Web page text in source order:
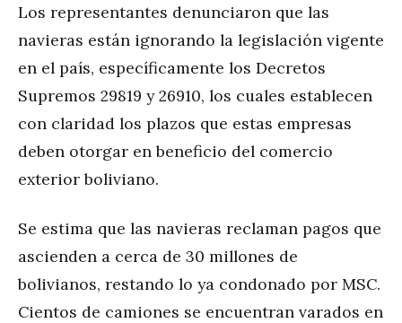
Los representantes denunciaron que las
navieras están ignorando la legislación vigente
en el país, específicamente los Decretos
Supremos 29819 y 26910, los cuales establecen
con claridad los plazos que estas empresas
deben otorgar en beneficio del comercio
exterior boliviano.
Se estima que las navieras reclaman pagos que
ascienden a cerca de 30 millones de
bolivianos, restando lo ya condonado por MSC.
Cientos de camiones se encuentran varados en